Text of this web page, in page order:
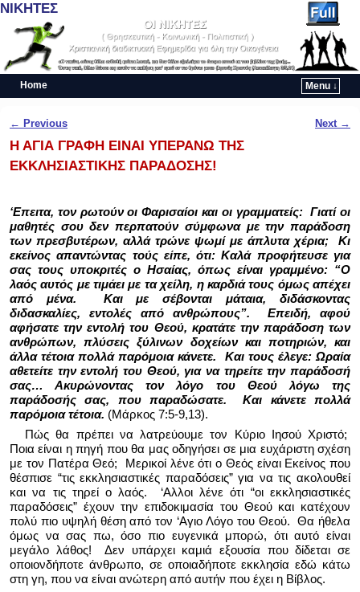
ΝΙΚΗΤΕΣ
Home
Menu ↓
Post navigation
← Previous Next →
Η ΑΓΙΑ ΓΡΑΦΗ ΕΙΝΑΙ ΥΠΕΡΑΝΩ ΤΗΣ
ΕΚΚΛΗΣΙΑΣΤΙΚΗΣ ΠΑΡΑΔΟΣΗΣ!
‘Επειτα, τον ρωτούν οι Φαρισαίοι και οι γραμματείς:
Γιατί οι
μαθητές σου δεν περπατούν σύμφωνα με την παράδοση
των πρεσβυτέρων, αλλά τρώνε ψωμί με άπλυτα χέρια;
Κι
εκείνος απαντώντας τούς είπε, ότι: Καλά προφήτευσε για
σας τους υποκριτές ο Ησαίας, όπως είναι γραμμένο: “Ο
λαός αυτός με τιμάει με τα χείλη, η καρδιά τους όμως απέχει
από μένα.
Και με σέβονται μάταια, διδάσκοντας
διδασκαλίες, εντολές από ανθρώπους”.
Επειδή, αφού
αφήσατε την εντολή του Θεού, κρατάτε την παράδοση των
ανθρώπων, πλύσεις ξύλινων δοχείων και ποτηριών, και
άλλα τέτοια πολλά παρόμοια κάνετε.
Και τους έλεγε: Ωραία
αθετείτε την εντολή του Θεού, για να τηρείτε την παράδοσή
σας… Ακυρώνοντας τον λόγο του Θεού λόγω της
παράδοσής σας, που παραδώσατε.
Και κάνετε πολλά
παρόμοια τέτοια. (Μάρκος 7:5-9,13).
Πώς θα πρέπει να λατρεύουμε τον Κύριο Ιησού Χριστό;
Ποια είναι η πηγή που θα μας οδηγήσει σε μια ευχάριστη σχέση
με τον Πατέρα Θεό;
Μερικοί λένε ότι ο Θεός είναι Εκείνος που
θέσπισε “τις εκκλησιαστικές παραδόσεις” για να τις ακολουθεί
και να τις τηρεί ο λαός.
‘Αλλοι λένε ότι “οι εκκλησιαστικές
παραδόσεις” έχουν την επιδοκιμασία του Θεού και κατέχουν
πολύ πιο υψηλή θέση από τον ‘Αγιο Λόγο του Θεού.
Θα ήθελα
όμως να σας πω, όσο πιο ευγενικά μπορώ, ότι αυτό είναι
μεγάλο λάθος!
Δεν υπάρχει καμιά εξουσία που δίδεται σε
οποιονδήποτε άνθρωπο, σε οποιαδήποτε εκκλησία εδώ κάτω
στη γη, που να είναι ανώτερη από αυτήν που έχει η Βίβλος.